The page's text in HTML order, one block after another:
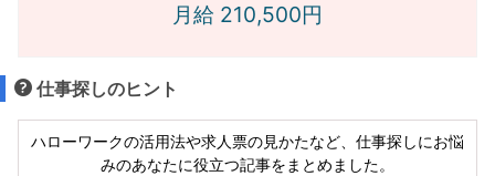
月給 210,500円
仕事探しのヒント
ハローワークの活用法や求人票の見かたなど、仕事探しにお悩
みのあなたに役立つ記事をまとめました。